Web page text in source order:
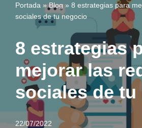
Portada »Blog» 8 estrategias para
sociales de tu negocio
8 estrategias
mejorar las
sociales de
22/07/2022